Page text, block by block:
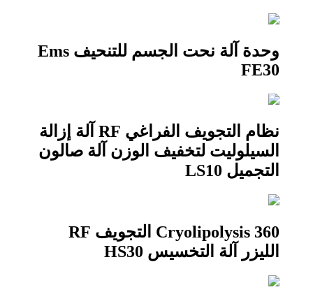
وحدة آلة نحت الجسم للتنحيف Ems
FE30
نظام التجويف الفراغي RF آلة إزالة
السيلوليت لتخفيف الوزن آلة صالون
التجميل LS10
360 Cryolipolysis التجويف RF
الليزر آلة التخسيس HS30